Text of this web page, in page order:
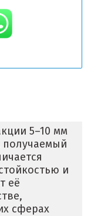
5–10 мм
получаемый
и
её
сферах